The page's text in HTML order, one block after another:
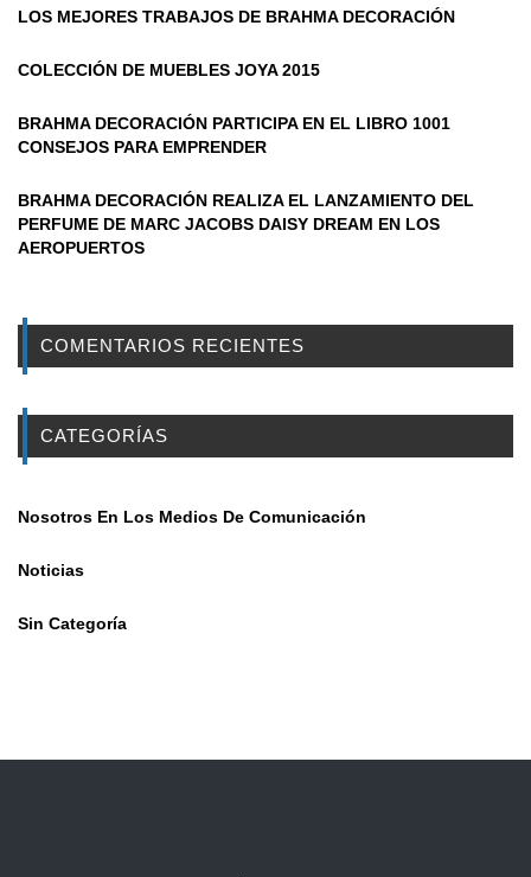
LOS MEJORES TRABAJOS DE BRAHMA DECORACIÓN
COLECCIÓN DE MUEBLES JOYA 2015
BRAHMA DECORACIÓN PARTICIPA EN EL LIBRO 1001
CONSEJOS PARA EMPRENDER
BRAHMA DECORACIÓN REALIZA EL LANZAMIENTO DEL
PERFUME DE MARC JACOBS DAISY DREAM EN LOS
AEROPUERTOS
COMENTARIOS RECIENTES
CATEGORÍAS
Nosotros En Los Medios De Comunicación
Noticias
Sin Categoría